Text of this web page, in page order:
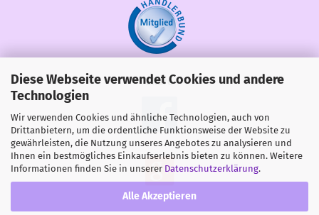
Diese Webseite verwendet Cookies und andere
Technologien
Wir verwenden Cookies und ähnliche Technologien, auch von
Drittanbietern, um die ordentliche Funktionsweise der Website zu
gewährleisten, die Nutzung unseres Angebotes zu analysieren und
Ihnen ein bestmögliches Einkaufserlebnis bieten zu können. Weitere
Informationen finden Sie in unserer Datenschutzerklärung.
Alle Akzeptieren
Share